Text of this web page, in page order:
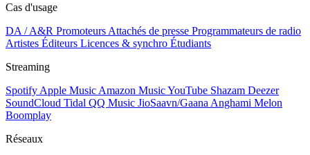
Cas d'usage
DA / A&R Promoteurs Attachés de presse Programmateurs de radio
Artistes Éditeurs Licences & synchro Étudiants
Streaming
Spotify Apple Music Amazon MusicYouTube Shazam Deezer
SoundCloud Tidal QQ Music JioSaavn/Gaana Anghami Melon
Boomplay
Réseaux